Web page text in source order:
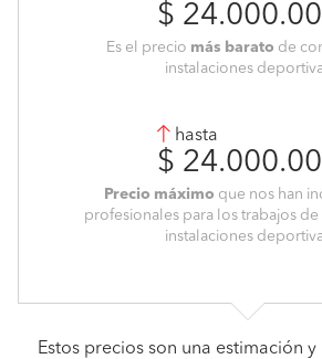
$
Es el precio más barato de
instalaciones
hasta
$
Precio máximo que nos han
profesionales para los trabajos
instalaciones
Estos precios son una estimación